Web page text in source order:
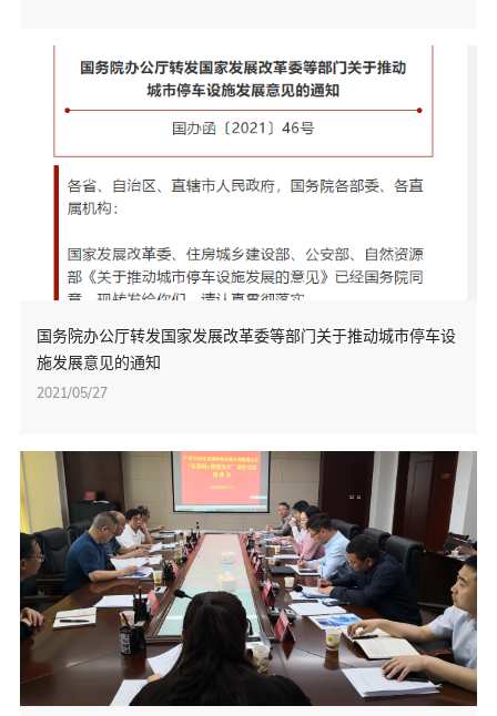
国务院办公厅转发国家发展改革委等部门关于推动城市停车设
施发展意见的通知
2021/05/27